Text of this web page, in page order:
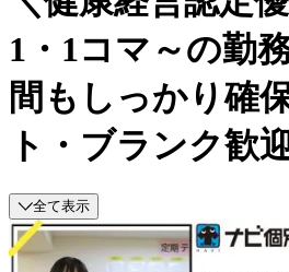
1・1コマ～の勤
間もしっかり確
ト・ブランク歓
全て表示